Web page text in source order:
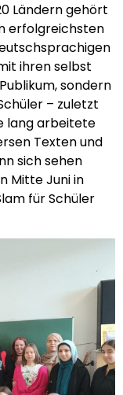
Ländern gehört
erfolgreichsten
ihren selbst
sondern
– zuletzt
lang arbeitete
Texten und
sich sehen
Mitte Juni in
für Schüler